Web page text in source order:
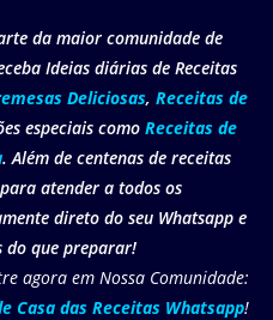
da maior comunidade de
Ideias diárias de Receitas
Deliciosas, Receitas de
especiais como Receitas de
. Além de centenas de receitas
atender a todos os
direto do seu Whatsapp e
do que preparar!
agora em Nossa Comunidade:
Casa das Receitas Whatsapp!